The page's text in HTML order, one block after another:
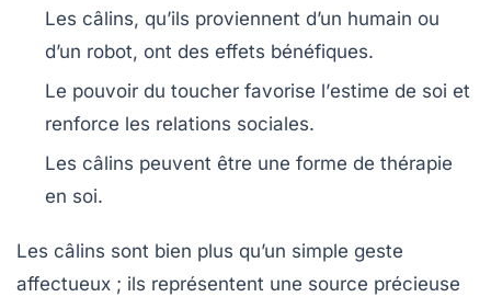
Les câlins, qu’ils proviennent d’un humain ou
d’un robot, ont des effets bénéfiques.
Le pouvoir du toucher favorise l’estime de soi et
renforce les relations sociales.
Les câlins peuvent être une forme de thérapie
en soi.
Les câlins sont bien plus qu’un simple geste
affectueux ; ils représentent une source précieuse